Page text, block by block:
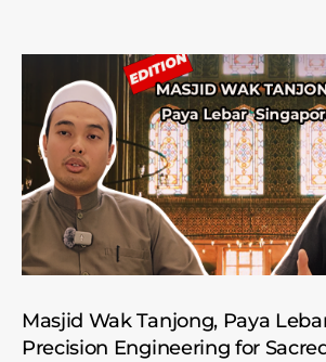
Masjid Wak Tanjong, Paya
Precision Engineering for